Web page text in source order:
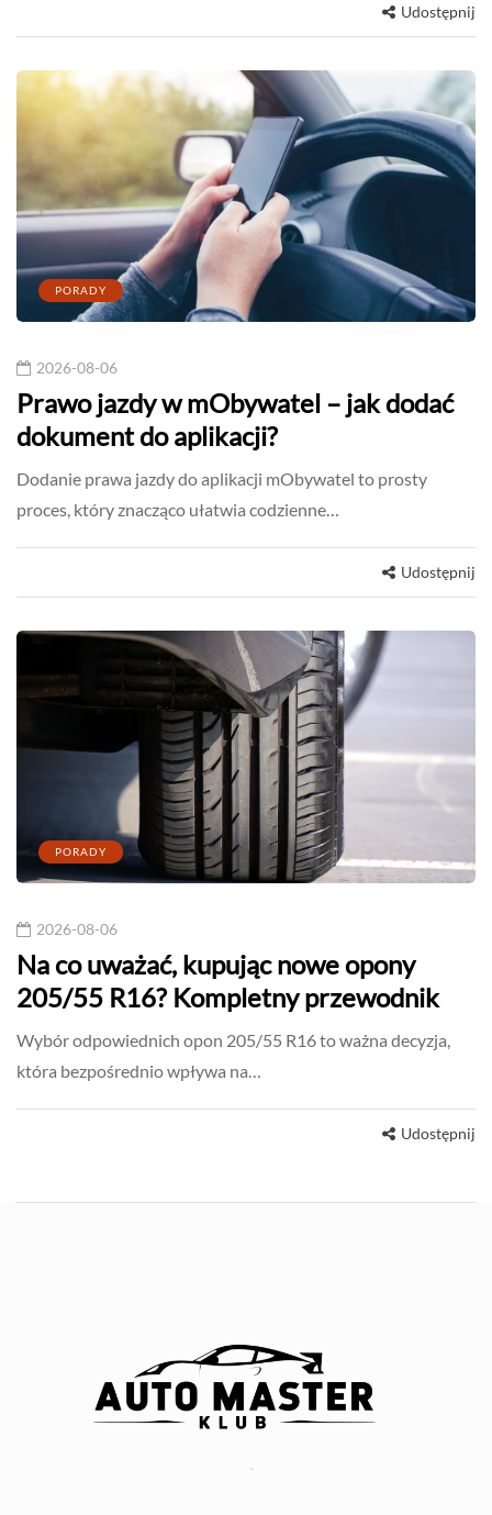
Udostępnij
PORADY
2026-08-06
Prawo jazdy w mObywatel – jak dodać
dokument do aplikacji?
Dodanie prawa jazdy do aplikacji mObywatel to prosty
proces, który znacząco ułatwia codzienne…
Udostępnij
PORADY
2026-08-06
Na co uważać, kupując nowe opony
205/55 R16? Kompletny przewodnik
Wybór odpowiednich opon 205/55 R16 to ważna decyzja,
która bezpośrednio wpływa na…
Udostępnij